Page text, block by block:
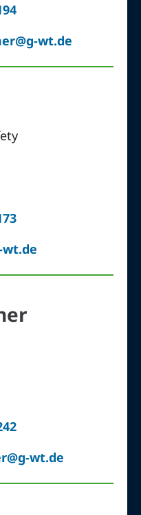
wt.de
wt.de
wt.de